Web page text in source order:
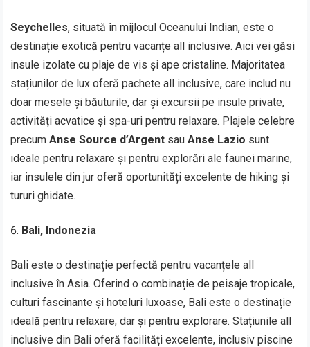
Seychelles, situată în mijlocul Oceanului Indian, este o
destinație exotică pentru vacanțe all inclusive. Aici vei găsi
insule izolate cu plaje de vis și ape cristaline. Majoritatea
stațiunilor de lux oferă pachete all inclusive, care includ nu
doar mesele și băuturile, dar și excursii pe insule private,
activități acvatice și spa-uri pentru relaxare. Plajele celebre
precumAnse Source d’Argent sauAnse Lazio sunt
ideale pentru relaxare și pentru explorări ale faunei marine,
iar insulele din jur oferă oportunități excelente de hiking și
tururi ghidate.
Bali, Indonezia
Bali este o destinație perfectă pentru vacanțele all
inclusive în Asia. Oferind o combinație de peisaje tropicale,
culturi fascinante și hoteluri luxoase, Bali este o destinație
ideală pentru relaxare, dar și pentru explorare. Stațiunile all
inclusive din Bali oferă facilități excelente, inclusiv piscine